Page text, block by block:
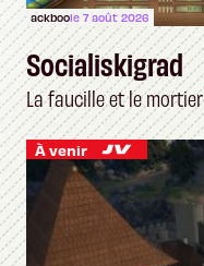
ackboole 7 août 2026
Socialiskigrad
La faucille et le mortier
À venir